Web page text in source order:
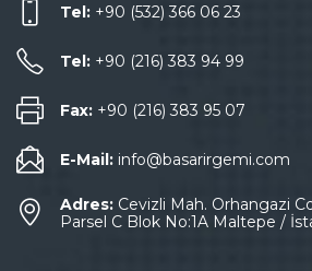
Tel: +90 (532) 366 06 23
Tel: +90 (216) 383 94 99
Fax: +90 (216) 383 95 07
E-Mail: info@basarirgemi.com
Adres: Cevizli Mah. Orhangazi
Parsel C Blok No:1A Maltepe /